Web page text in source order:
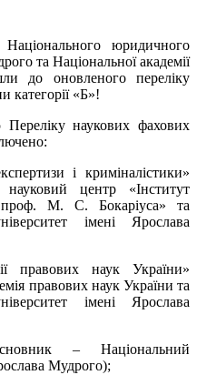
юридичного
та Національної академії
до оновленого переліку
категорії «Б»!
наукових фахових
і криміналістики»
центр «Інститут
проф. М. С. Бокаріуса» та
імені Ярослава
правових наук України»
правових наук України та
імені Ярослава
– Національний
Мудрого);